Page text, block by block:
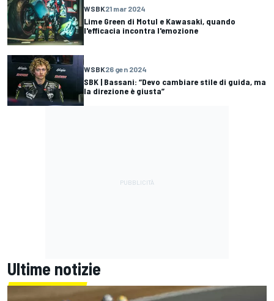
WSBK21 mar 2024
Lime Green di Motul e Kawasaki, quando
l'efficacia incontra l'emozione
WSBK26 gen 2024
SBK | Bassani: “Devo cambiare stile di guida, ma
la direzione è giusta”
Ultime notizie